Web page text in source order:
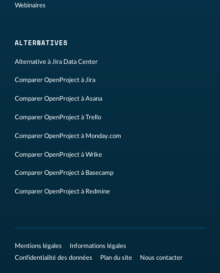
Webinaires
ALTERNATIVES
Alternative à Jira Data Center
Comparer OpenProject à Jira
Comparer OpenProject à Asana
Comparer OpenProject à Trello
Comparer OpenProject à Monday.com
Comparer OpenProject à Wrike
Comparer OpenProject à Basecamp
Comparer OpenProject à Redmine
Mentions légales
Informations légales
Confidentialité des données
Plan du site Nous contacter